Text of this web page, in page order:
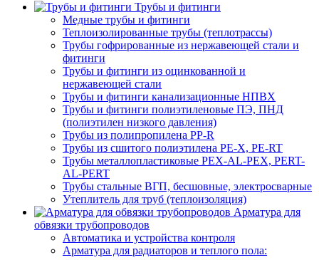
Трубы и фитинги
Медные трубы и фитинги
Теплоизолированные трубы (теплотрассы)
Трубы гофрированные из нержавеющей стали и
фитинги
Трубы и фитинги из оцинкованной и
нержавеющей стали
Трубы и фитинги канализационные НПВХ
Трубы и фитинги полиэтиленовые ПЭ, ПНД
(полиэтилен низкого давления)
Трубы из полипропилена PP-R
Трубы из сшитого полиэтилена PE-X, PE-RT
Трубы металлопластиковые PEX-AL-PEX, PERT-
AL-PERT
Трубы стальные ВГП, бесшовные, электросварные
Утеплитель для труб (теплоизоляция)
Арматура для
обвязки трубопроводов
Автоматика и устройства контроля
Арматура для радиаторов и теплого пола: